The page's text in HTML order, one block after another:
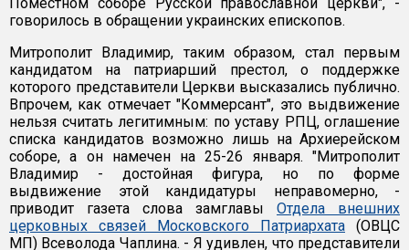
говорилось в обращении украинских епископов.
Митрополит Владимир, таким образом, стал первым
кандидатом на патриарший престол, о поддержке
которого представители Церкви высказались публично.
Впрочем, как отмечает "Коммерсант", это выдвижение
нельзя считать легитимным: по уставу РПЦ, оглашение
списка кандидатов возможно лишь на Архиерейском
соборе, а он намечен на 25-26 января. "Митрополит
Владимир - достойная фигура, но по форме
выдвижение этой кандидатуры неправомерно, -
приводит газета слова замглавы Отдела внешних
церковных связей Московского Патриархата (ОВЦС
МП) Всеволода Чаплина. - Я удивлен, что представители